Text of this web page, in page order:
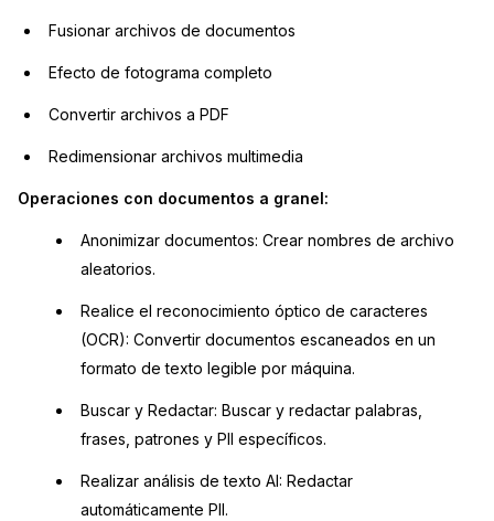
Fusionar archivos de documentos
Efecto de fotograma completo
Convertir archivos a PDF
Redimensionar archivos multimedia
Operaciones con documentos a granel:
Anonimizar documentos: Crear nombres de archivo
aleatorios.
Realice el reconocimiento óptico de caracteres
(OCR): Convertir documentos escaneados en un
formato de texto legible por máquina.
Buscar y Redactar: Buscar y redactar palabras,
frases, patrones y PII específicos.
Realizar análisis de texto AI: Redactar
automáticamente PII.